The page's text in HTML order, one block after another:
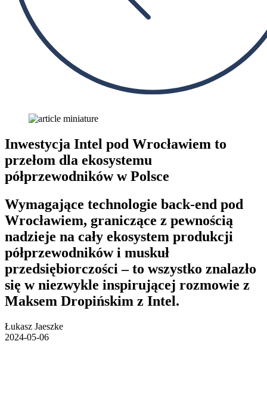
Inwestycja Intel pod Wrocławiem to
przełom dla ekosystemu
półprzewodników w Polsce
Wymagające technologie back-end pod
Wrocławiem, graniczące z pewnością
nadzieje na cały ekosystem produkcji
półprzewodników i muskuł
przedsiębiorczości – to wszystko znalazło
się w niezwykle inspirującej rozmowie z
Maksem Dropińskim z Intel.
Łukasz Jaeszke
2024-05-06